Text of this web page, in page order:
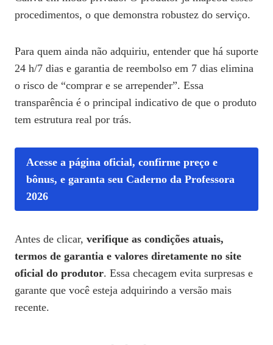
procedimentos, o que demonstra robustez do serviço.
Para quem ainda não adquiriu, entender que há suporte
24 h/7 dias e garantia de reembolso em 7 dias elimina
o risco de “comprar e se arrepender”. Essa
transparência é o principal indicativo de que o produto
tem estrutura real por trás.
Acesse a página oficial, confirme preço e
bônus, e garanta seu Caderno da Professora
2026
Antes de clicar, verifique as condições atuais,
termos de garantia e valores diretamente no site
oficial do produtor. Essa checagem evita surpresas e
garante que você esteja adquirindo a versão mais
recente.